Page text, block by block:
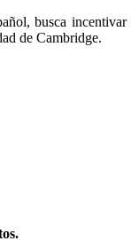
busca
de Cambridge.